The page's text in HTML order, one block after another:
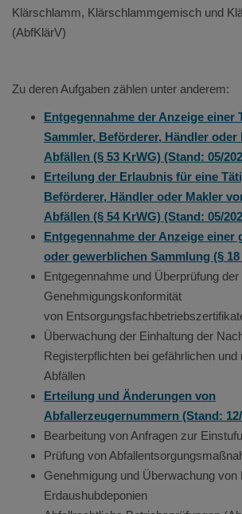
Klärschlamm, Klärschlammgemisch und
(AbfKlärV)
Zu deren Aufgaben zählen unter anderem:
Entgegennahme der Anzeige einer
Sammler, Beförderer, Händler oder
Abfällen (§ 53 KrWG) (Stand: 05/
Erteilung der Erlaubnis für eine
Beförderer, Händler oder Makler
Abfällen (§ 54 KrWG) (Stand: 05/
Entgegennahme der Anzeige einer
oder gewerblichen Sammlung (§
Entgegennahme und Überprüfung der
Genehmigungskonformität
von
Überwachung der Einhaltung der
Registerpflichten bei gefährlichen und
Abfällen
Erteilung und Änderungen von
Abfallerzeugernummern (Stand:
Bearbeitung von Anfragen zur
Prüfung von
Genehmigung und Überwachung von
Erdaushubdeponien